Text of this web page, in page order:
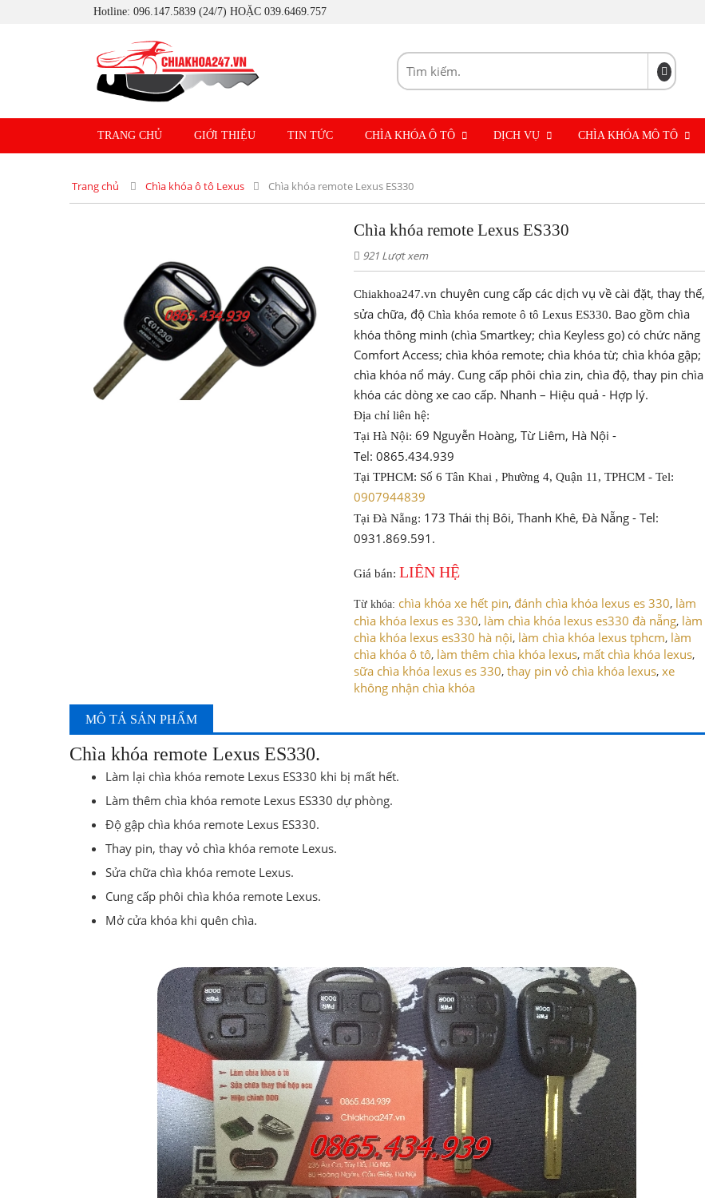
Hotline: 096.147.5839 (24/7) HOẶC 039.6469.757
TRANG CHỦ GIỚI THIỆU TIN TỨC CHÌA KHÓA Ô TÔ DỊCH VỤ CHÌA KHÓA MÔ TÔ
Trang chủ Chìa khóa ô tô Lexus Chìa khóa remote Lexus ES330
Chìa khóa remote Lexus ES330
921 Lượt xem
Chiakhoa247.vn chuyên cung cấp các dịch vụ về cài đặt, thay thế,
sửa chữa, độChìa khóa remote ô tô Lexus ES330. Bao gồm chìa
khóa thông minh (chìa Smartkey; chìa Keyless go) có chức năng
Comfort Access; chìa khóa remote; chìa khóa từ; chìa khóa gập;
chìa khóa nổ máy. Cung cấp phôi chìa zin, chìa độ, thay pin chìa
khóa các dòng xe cao cấp. Nhanh – Hiệu quả - Hợp lý.
Địa chỉ liên hệ:
Tại Hà Nội: 69 Nguyễn Hoàng, Từ Liêm, Hà Nội -
Tel: 0865.434.939
Tại TPHCM: Số 6 Tân Khai , Phường 4, Quận 11, TPHCM - Tel:
0907944839
Tại Đà Nẵng: 173 Thái thị Bôi, Thanh Khê, Đà Nẵng - Tel:
0931.869.591.
Giá bán: LIÊN HỆ
Từ khóa: chìa khóa xe hết pin, đánh chìa khóa lexus es 330, làm
chìa khóa lexus es 330, làm chìa khóa lexus es330 đà nẵng, làm
chìa khóa lexus es330 hà nội, làm chìa khóa lexus tphcm, làm
chìa khóa ô tô, làm thêm chìa khóa lexus, mất chìa khóa lexus,
sữa chìa khóa lexus es 330,thay pin vỏ chìa khóa lexus,xe
không nhận chìa khóa
MÔ TẢ SẢN PHẨM
Chìa khóa remote Lexus ES330.
Làm lại chìa khóa remote Lexus ES330 khi bị mất hết.
Làm thêm chìa khóa remote Lexus ES330 dự phòng.
Độ gập chìa khóa remote Lexus ES330.
Thay pin, thay vỏ chìa khóa remote Lexus.
Sửa chữa chìa khóa remote Lexus.
Cung cấp phôi chìa khóa remote Lexus.
Mở cửa khóa khi quên chìa.